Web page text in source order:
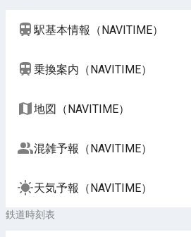
駅基本情報（NAVITIME）
乗換案内（NAVITIME）
地図（NAVITIME）
混雑予報（NAVITIME）
天気予報（NAVITIME）
鉄道時刻表